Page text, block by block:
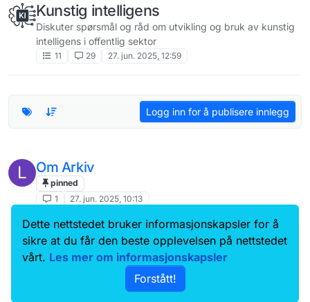
Kunstig intelligens
Diskuter spørsmål og råd om utvikling og bruk av kunstig
intelligens i offentlig sektor
11 29 27. jun. 2025, 12:59
Logg inn for å publisere innlegg
L Om Arkiv
pinned
1
27. jun. 2025, 10:13
Data.norge.no
Kontakt oss
Samtykke og brukervilkår
Tilgjengelighetserklæring
Personvernerklæring
Dette nettstedet bruker informasjonskapsler for å
sikre at du får den beste opplevelsen på nettstedet
vårt. Les mer om informasjonskapsler
Forstått!